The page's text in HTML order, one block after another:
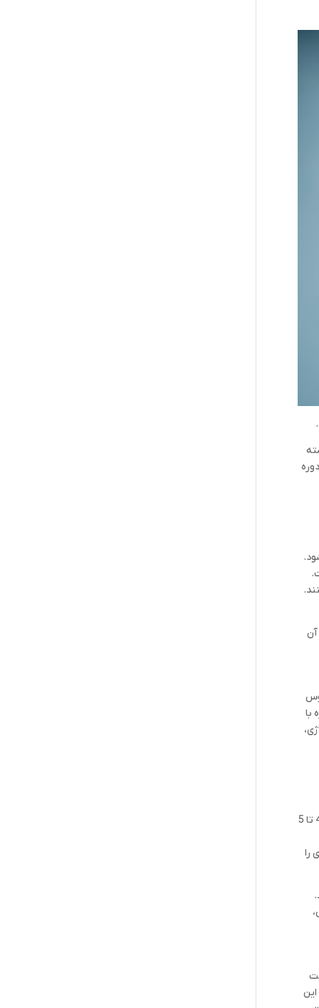
قبول شوید. در ابتدا لازم است که اطلاعات بیشتری درباره مراحل تحصیلی این رشته داشته باشید. مراحل تحصیل در رشته پزشکی شامل 4 دوره
می‌شود.
می‌کنند.
دوره دروس
با
دانشجویان پزشکی در دوره سوم که دوره کارآموزی بالینی است، وارد محیط بیمارستان می‌شوند. این دوره معمولاً 2 سال طول کشیده و در 4 تا 5
را
است. فعالیت